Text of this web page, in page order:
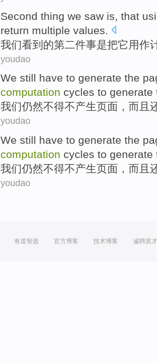
Second thing we saw is , that
return multiple values
我们看到的第二件事是把它 用作
youdao
We still have to generate the
computation cycles to
我们仍然不得不产生页面 ， 而且
youdao
We still have to generate the
computation cycles to
我们仍然不得不产生页面 ， 而且
youdao
有道智选 官方博客 技术博客 诚聘英才